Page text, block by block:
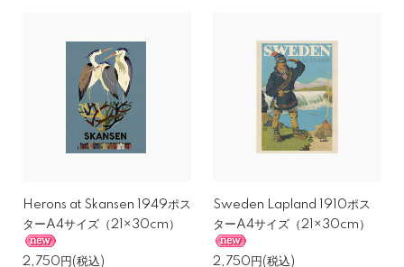
Herons at Skansen 1949ポス
ターA4サイズ（21×30cm）
2,750円(税込)
Sweden Lapland 1910ポス
ターA4サイズ（21×30cm）
2,750円(税込)